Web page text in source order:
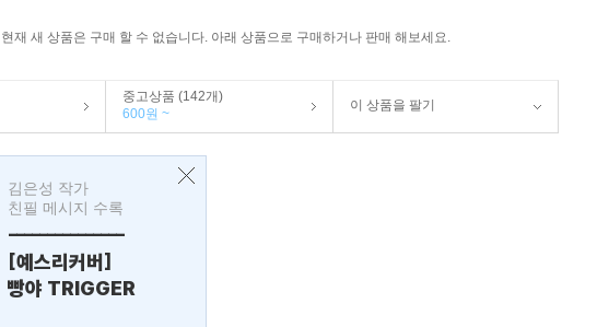
현재 새 상품은 구매 할 수 없습니다. 아래 상품으로 구매하거나 판매 해보세요.
중고상품 (142개)
600원 ~
이 상품을 팔기
김은성 작가
친필 메시지 수록
---------------
[예스리커버]
빵야 TRIGGER